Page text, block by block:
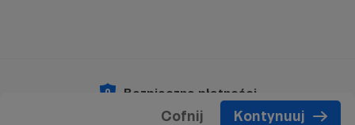
Cofnij Kontynuuj
Bezpieczne płatności